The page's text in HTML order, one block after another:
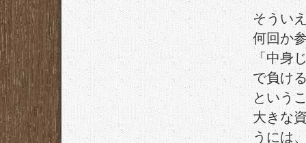
そうい
何回か
「中身
で負け
という
大きな
うには